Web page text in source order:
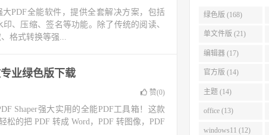
PDF全能软件，提供全套解决方案，包括
、压缩、签名等功能。除了传统的阅读、
格式转换等强...
业绿色版下载
赞(0)
Shaper强大实用的全能PDF工具箱！这款
松的把 PDF 转成 Word，PDF 转图像，PDF
绿色版 (168)
单文件版 (21)
编辑器 (17)
官方版 (14)
主题 (14)
office (13)
windows11 (12)